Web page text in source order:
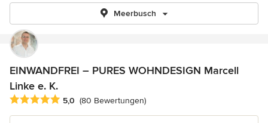
Meerbusch
EINWANDFREI – PURES WOHNDESIGN Marcell
Linke e. K.
Durchschnittliche Bewertung: 5 von 5 Sternen
5,0 (80 Bewertungen)